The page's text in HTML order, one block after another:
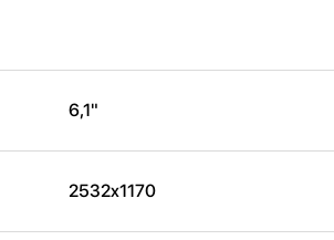
6,1"
2532x1170